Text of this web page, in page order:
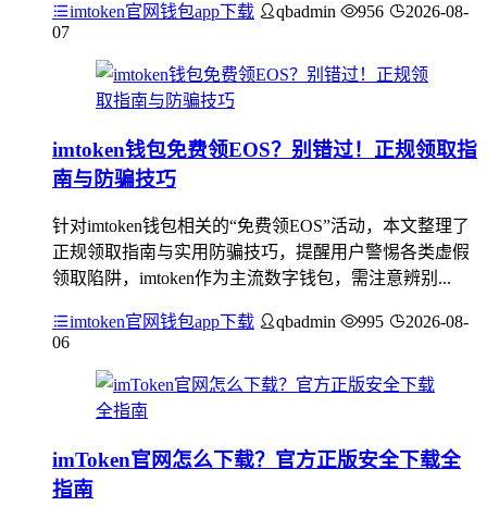
imtoken官网钱包app下载 qbadmin 956
2026-08-
07
imtoken钱包免费领EOS？别错过！正规领取指
南与防骗技巧
针对imtoken钱包相关的“免费领EOS”活动，本文整理了
正规领取指南与实用防骗技巧，提醒用户警惕各类虚假
领取陷阱，imtoken作为主流数字钱包，需注意辨别...
imtoken官网钱包app下载 qbadmin 995
2026-08-
06
imToken官网怎么下载？官方正版安全下载全
指南